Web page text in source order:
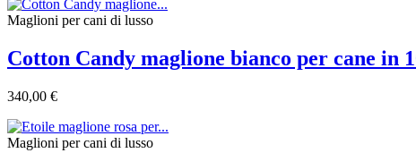
Maglioni per cani di lusso
Cotton Candy maglione bianco per cane
340,00 €
Maglioni per cani di lusso